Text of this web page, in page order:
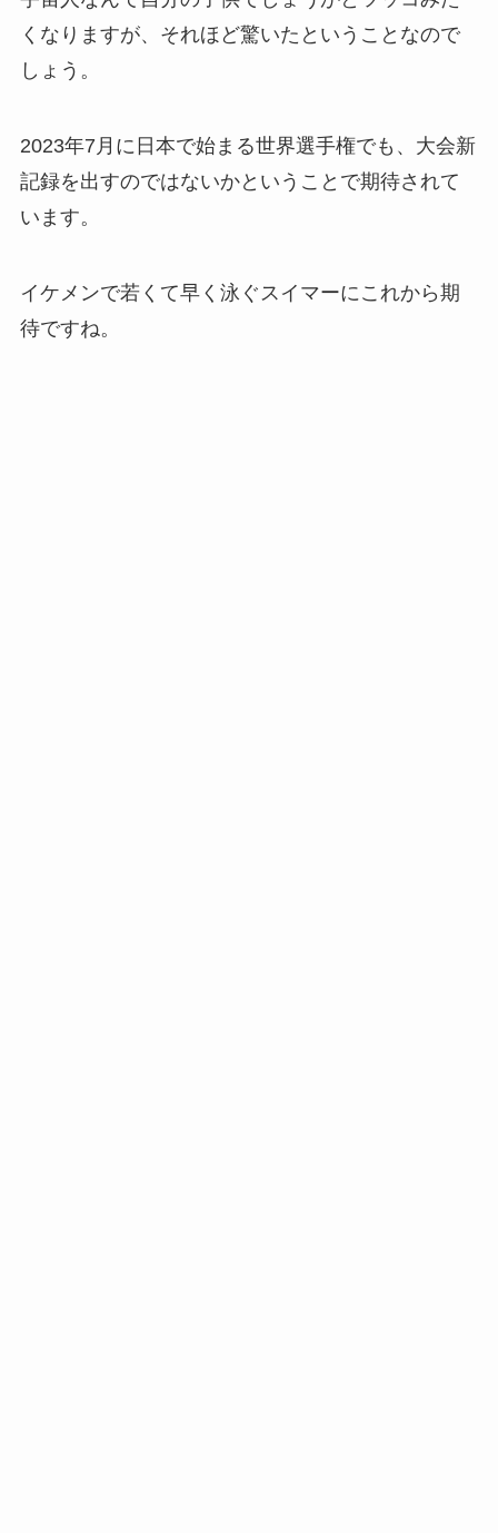
くなりますが、それほど驚いたということなので
しょう。
2023年7月に日本で始まる世界選手権でも、大会新
記録を出すのではないかということで期待されて
います。
イケメンで若くて早く泳ぐスイマーにこれから期
待ですね。